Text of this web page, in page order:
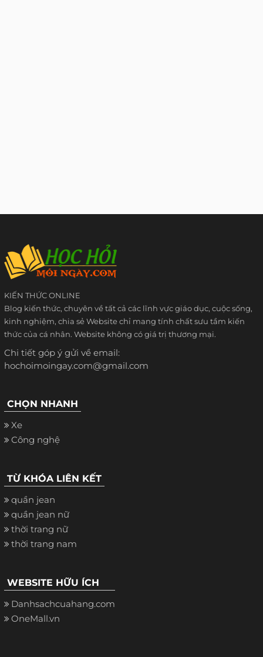
KIẾN THỨC ONLINE
Blog kiến thức, chuyên về tất cả các lĩnh vực giáo dục, cuộc sống,
kinh nghiệm, chia sẻ Website chỉ mang tính chất sưu tầm kiến
thức của cá nhân. Website không có giá trị thương mại.
Chi tiết góp ý gửi về email:
hochoimoingay.com@gmail.com
CHỌN NHANH
Xe
Công nghệ
TỪ KHÓA LIÊN KẾT
quần jean
quần jean nữ
thời trang nữ
thời trang nam
WEBSITE HỮU ÍCH
Danhsachcuahang.com
OneMall.vn